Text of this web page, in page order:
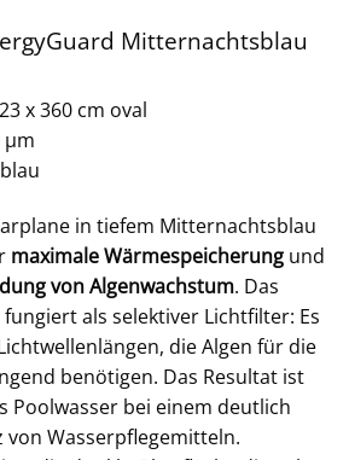
Mitternachtsblau
x 360 cm oval
µm
in tiefem Mitternachtsblau
maximale Wärmespeicherung und
von Algenwachstum. Das
als selektiver Lichtfilter: Es
die Algen für die
benötigen. Das Resultat ist
Poolwasser bei einem deutlich
von Wasserpflegemitteln.